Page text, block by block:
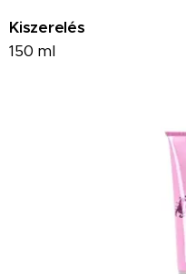
Kiszerelés
150 ml